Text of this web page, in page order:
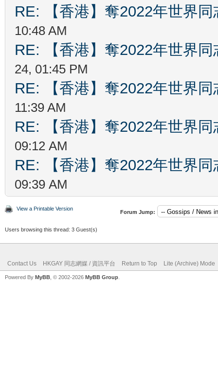
RE: 【香港】奪2022年世界
10:48 AM
RE: 【香港】奪2022年世界
24, 01:45 PM
RE: 【香港】奪2022年世界
11:39 AM
RE: 【香港】奪2022年世界
09:12 AM
RE: 【香港】奪2022年世界
09:39 AM
View a Printable Version
Forum Jump:
Users browsing this thread: 3 Guest(s)
Contact Us HKGAY 同志網媒 / 資訊平台 Return to Top Lite (Archive) Mode
Powered By MyBB , © 2002-2026 MyBB Group